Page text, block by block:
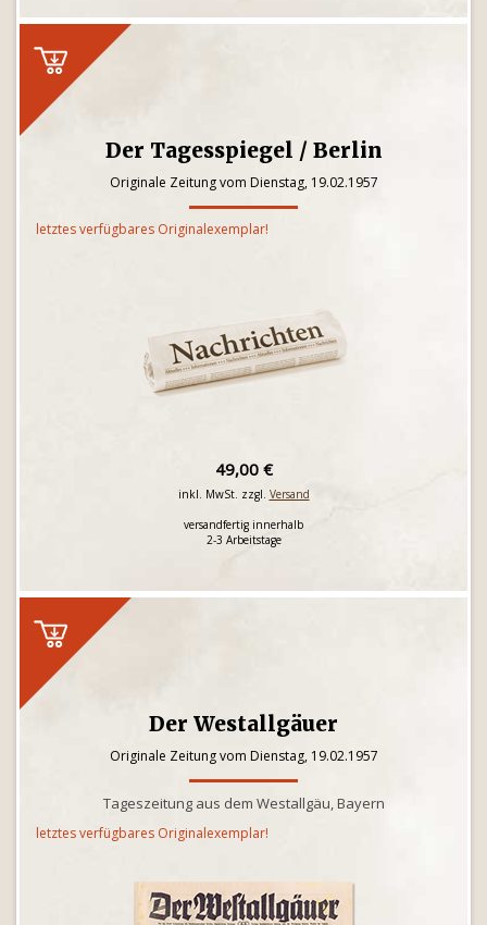
Der Tagesspiegel / Berlin
Originale Zeitung vom Dienstag, 19.02.1957
letztes verfügbares Originalexemplar!
49,00 €
inkl. MwSt. zzgl. Versand
versandfertig innerhalb
2-3 Arbeitstage
Der Westallgäuer
Originale Zeitung vom Dienstag, 19.02.1957
Tageszeitung aus dem Westallgäu, Bayern
letztes verfügbares Originalexemplar!